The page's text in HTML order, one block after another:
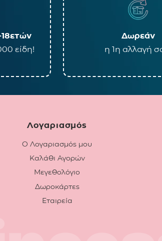
είδη!
Δωρεάν
η 1η αλλαγή
Λογαριασμός
Ο Λογαριασμός μου
Καλάθι Αγορών
Μεγεθολόγιο
Δωροκάρτες
Εταιρεία